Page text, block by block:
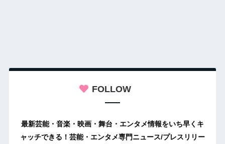
FOLLOW
最新芸能・音楽・映画・舞台・エンタメ情報をいち早くキ
ャッチできる！芸能・エンタメ専門ニュース/プレスリリー